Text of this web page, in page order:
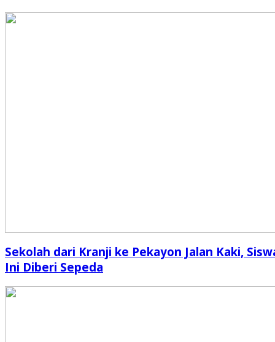
Sekolah dari Kranji ke Pekayon Jalan Kaki,
Ini Diberi Sepeda